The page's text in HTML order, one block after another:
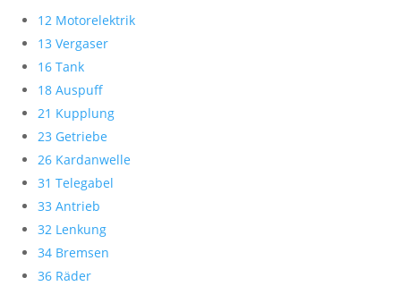
12 Motorelektrik
13 Vergaser
16 Tank
18 Auspuff
21 Kupplung
23 Getriebe
26 Kardanwelle
31 Telegabel
33 Antrieb
32 Lenkung
34 Bremsen
36 Räder